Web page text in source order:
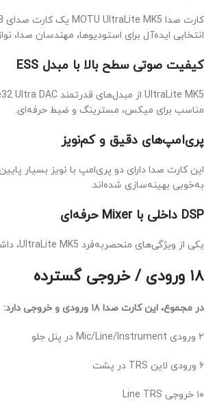
انتخابی ایده‌آل برای استودیوها، مهندسان صدا،
کیفیت صوتی سطح بالا با مبدل ESS
مناسب برای میکس، مسترینگ و ضبط حرفه‌ای.
پری‌امپ‌های دقیق و کم‌نویز
به‌خوبی بهینه‌سازی شده‌اند.
DSP داخلی با Mixer حرفه‌ای
یکی از ویژگی‌های منحصر‌به‌فرد UltraLite MK5، داشتن DSP داخلی است که به شما امکان استفاده از میکسر دیجیتال ۴۸ کاناله با افکت‌های داخلی، EQ، کمپرسور و ریورب را می‌دهد — حتی بدون نیاز به اجرای نرم‌افزار DAW.
۱۸ ورودی / خروجی گسترده
در مجموع، این کارت صدا ۱۸ ورودی و خروجی دارد:
۲ ورودی Mic/Line/Instrument در پنل جلو
۶ ورودی لاین TRS در پشت
۱۰ خروجی Line TRS